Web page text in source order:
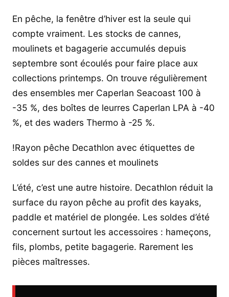
En pêche, la fenêtre d’hiver est la seule qui
compte vraiment. Les stocks de cannes,
moulinets et bagagerie accumulés depuis
septembre sont écoulés pour faire place aux
collections printemps. On trouve régulièrement
des ensembles mer Caperlan Seacoast 100 à
-35 %, des boîtes de leurres Caperlan LPA à -40
%, et des waders Thermo à -25 %.
!Rayon pêche Decathlon avec étiquettes de
soldes sur des cannes et moulinets
L’été, c’est une autre histoire. Decathlon réduit la
surface du rayon pêche au profit des kayaks,
paddle et matériel de plongée. Les soldes d’été
concernent surtout les accessoires : hameçons,
fils, plombs, petite bagagerie. Rarement les
pièces maîtresses.